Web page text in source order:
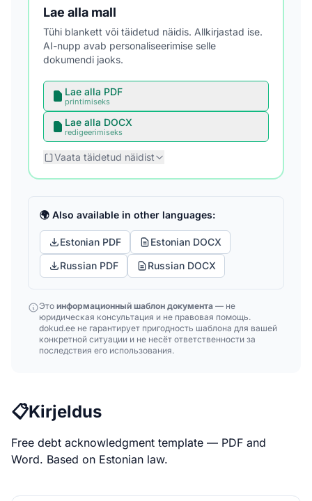
Lae alla mall
Tühi blankett või täidetud näidis. Allkirjastad ise.
AI-nupp avab personaliseerimise selle
dokumendi jaoks.
Lae alla PDF
printimiseks
Lae alla DOCX
redigeerimiseks
Vaata täidetud näidist
🌍 Also available in other languages:
Estonian PDF
Estonian DOCX
Russian PDF
Russian DOCX
Это информационный шаблон документа — не
юридическая консультация и не правовая помощь.
dokud.ee не гарантирует пригодность шаблона для вашей
конкретной ситуации и не несёт ответственности за
последствия его использования.
📋Kirjeldus
Free debt acknowledgment template — PDF and
Word. Based on Estonian law.